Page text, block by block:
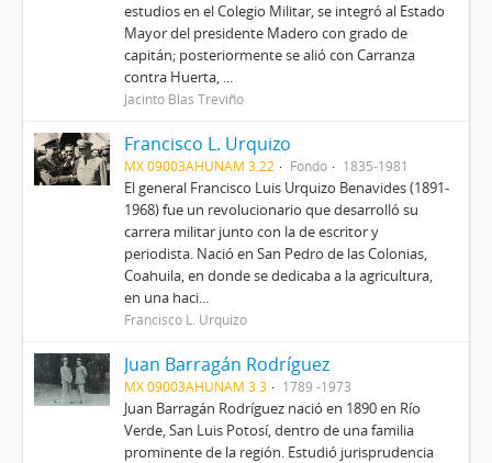
estudios en el Colegio Militar, se integró al Estado
Mayor del presidente Madero con grado de
capitán; posteriormente se alió con Carranza
contra Huerta, ...
Jacinto Blas Treviño
Francisco L. Urquizo
MX 09003AHUNAM 3.22 Fondo 1835-1981
El general Francisco Luis Urquizo Benavides (1891-
1968) fue un revolucionario que desarrolló su
carrera militar junto con la de escritor y
periodista. Nació en San Pedro de las Colonias,
Coahuila, en donde se dedicaba a la agricultura,
en una haci...
Francisco L. Urquizo
Juan Barragán Rodríguez
MX 09003AHUNAM 3.3 1789 -1973
Juan Barragán Rodríguez nació en 1890 en Río
Verde, San Luis Potosí, dentro de una familia
prominente de la región. Estudió jurisprudencia